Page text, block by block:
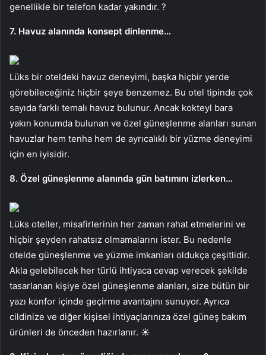
genellikle bir telefon kadar yakındır. ?
7. Havuz alanında konsept dinlenme…
Lüks bir oteldeki havuz deneyimi, başka hiçbir yerde
görebileceğiniz hiçbir şeye benzemez. Bu otel tipinde çok
sayıda farklı temalı havuz bulunur. Ancak kokteyl bara
yakın konumda bulunan ve özel güneşlenme alanları sunan
havuzlar hem tenha hem de ayrıcalıklı bir yüzme deneyimi
için en iyisidir.
8. Özel güneşlenme alanında gün batımını izlerken…
Lüks oteller, misafirlerinin her zaman rahat etmelerini ve
hiçbir şeyden rahatsız olmamalarını ister. Bu nedenle
otelde güneşlenme ve yüzme imkanları oldukça çeşitlidir.
Akla gelebilecek her türlü ihtiyaca cevap verecek şekilde
tasarlanan kişiye özel güneşlenme alanları, size bütün bir
yazı konfor içinde geçirme avantajını sunuyor. Ayrıca
cildinize ve diğer kişisel ihtiyaçlarınıza özel güneş bakım
ürünleri de önceden hazırlanır. ☀️